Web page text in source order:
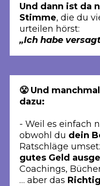
Und dann ist da
Stimme, die du
urteilen hörst:
„Ich habe
😤 Und
dazu:
- Weil es einfach
obwohl du dein
Ratschläge
gutes Geld
Coachings,
… aber das